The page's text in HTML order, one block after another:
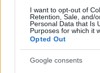
I want to opt-out of
Retention, Sale, and/
Personal Data that Is
Purposes for which it
Opted Out
Google consents
από ετών σοβαρότατη
ιδιοκτησιακού
ακινήτων της χώρας,
ακίνητα αυτά
να διεκδικεί